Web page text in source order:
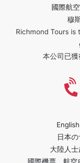
國際航
穆
Richmond Tours is
本公司已
日本
大陸人士